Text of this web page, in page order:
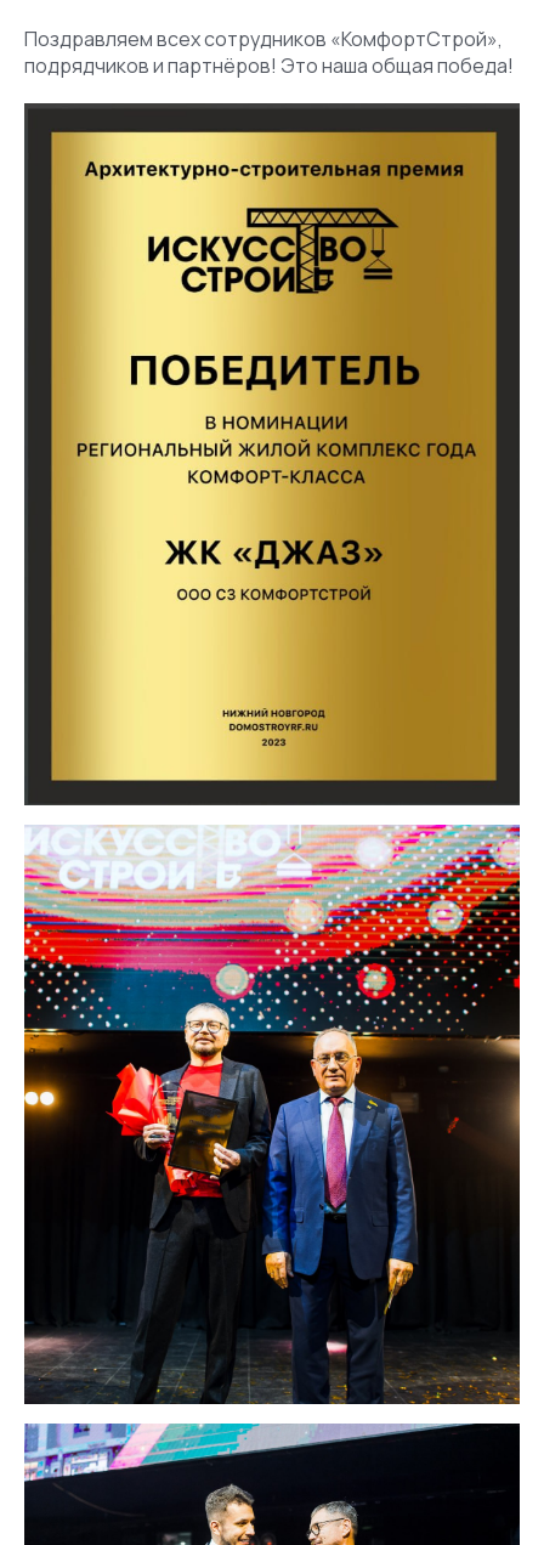
Поздравляем всех сотрудников «КомфортСтрой»,
подрядчиков и партнёров! Это наша общая победа!